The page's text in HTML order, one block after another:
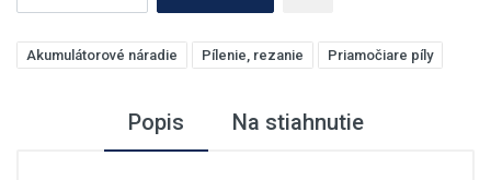
Akumulátorové náradie Pílenie, rezanie Priamočiare píly
Popis Na stiahnutie